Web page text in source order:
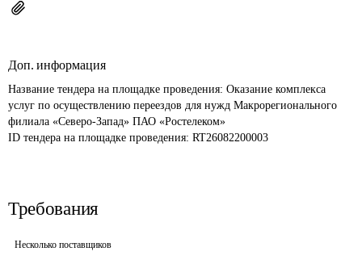
Доп. информация
Название тендера на площадке проведения: Оказание комплекса
услуг по осуществлению переездов для нужд Макрорегионального
филиала «Северо-Запад» ПАО «Ростелеком»
ID тендера на площадке проведения: RT26082200003
Требования
Несколько поставщиков